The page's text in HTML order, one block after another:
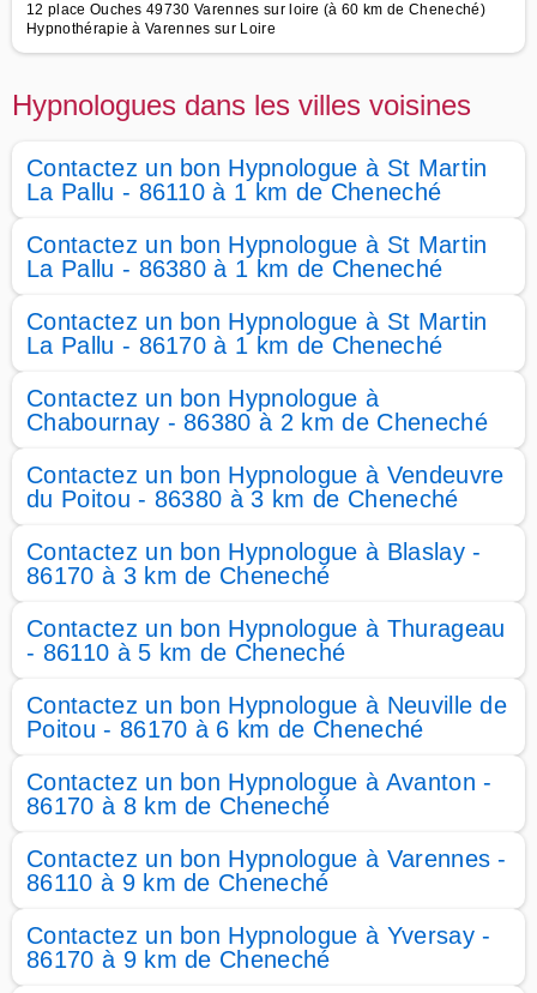
12 place Ouches 49730 Varennes sur loire (à 60 km de Cheneché)
Hypnothérapie à Varennes sur Loire
Hypnologues dans les villes voisines
Contactez un bon Hypnologue à St Martin
La Pallu - 86110 à 1 km de Cheneché
Contactez un bon Hypnologue à St Martin
La Pallu - 86380 à 1 km de Cheneché
Contactez un bon Hypnologue à St Martin
La Pallu - 86170 à 1 km de Cheneché
Contactez un bon Hypnologue à
Chabournay - 86380 à 2 km de Cheneché
Contactez un bon Hypnologue à Vendeuvre
du Poitou - 86380 à 3 km de Cheneché
Contactez un bon Hypnologue à Blaslay -
86170 à 3 km de Cheneché
Contactez un bon Hypnologue à Thurageau
- 86110 à 5 km de Cheneché
Contactez un bon Hypnologue à Neuville de
Poitou - 86170 à 6 km de Cheneché
Contactez un bon Hypnologue à Avanton -
86170 à 8 km de Cheneché
Contactez un bon Hypnologue à Varennes -
86110 à 9 km de Cheneché
Contactez un bon Hypnologue à Yversay -
86170 à 9 km de Cheneché